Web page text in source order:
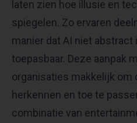
laten zien hoe illusie en
spiegelen. Zo ervaren
manier dat AI niet abstract
toepasbaar. Deze aanpak
organisaties makkelijk om
herkennen en toe te
combinatie van